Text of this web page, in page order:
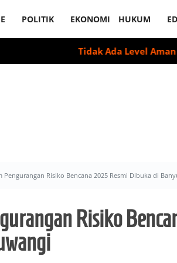
POLITIK EKONOMI HUKUM
Tidak Ada Level Aman Minum
Pengurangan Risiko Bencana 2025 Resmi Dibuka di
Risiko